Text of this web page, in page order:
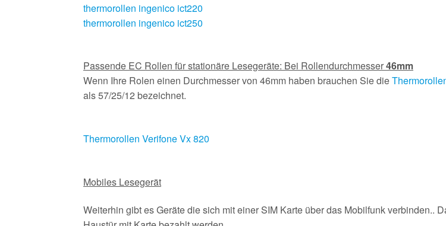
thermorollen ingenico ict220
thermorollen ingenico ict250
Passende EC Rollen für stationäre Lesegeräte: Bei Rollendurchmesser46mm
Wenn Ihre Rolen einen Durchmesser von 46mm haben brauchen Sie die
als 57/25/12 bezeichnet.
Thermorollen Verifone Vx 820
Mobiles Lesegerät
Weiterhin gibt es Geräte die sich mit einer SIM Karte über das Mobilfunk verbinden..